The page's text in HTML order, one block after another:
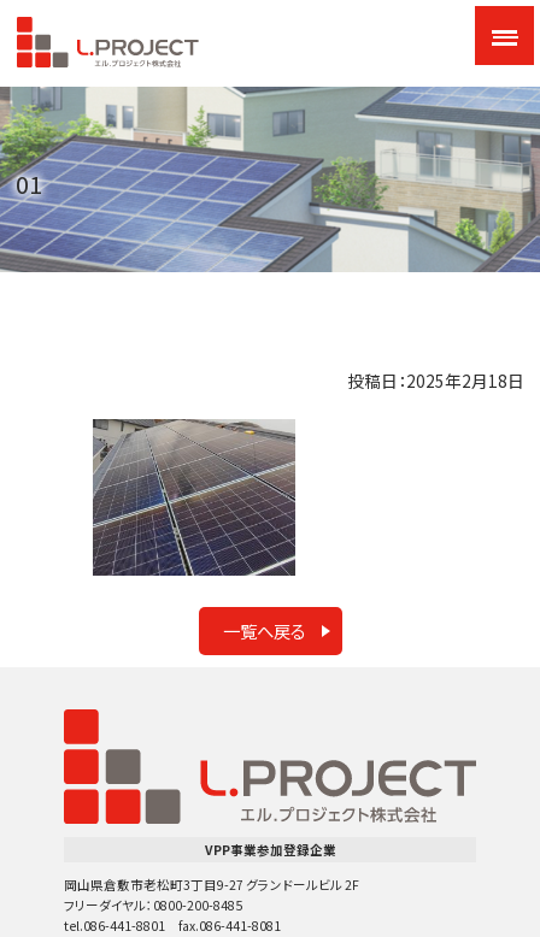
01
投稿日：2025年2月18日
一覧へ戻る
VPP事業参加登録企業
岡山県倉敷市老松町3丁目9-27 グランドールビル 2F
フリーダイヤル：0800-200-8485
tel.086-441-8801 fax.086-441-8081